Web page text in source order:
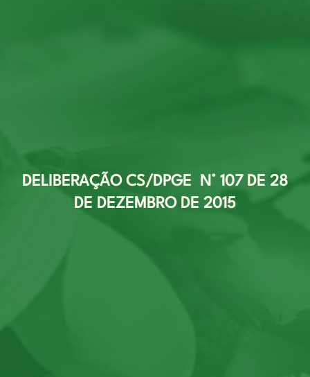
DELIBERAÇÃO CS/DPGE N° 107 DE 28
DE DEZEMBRO DE 2015